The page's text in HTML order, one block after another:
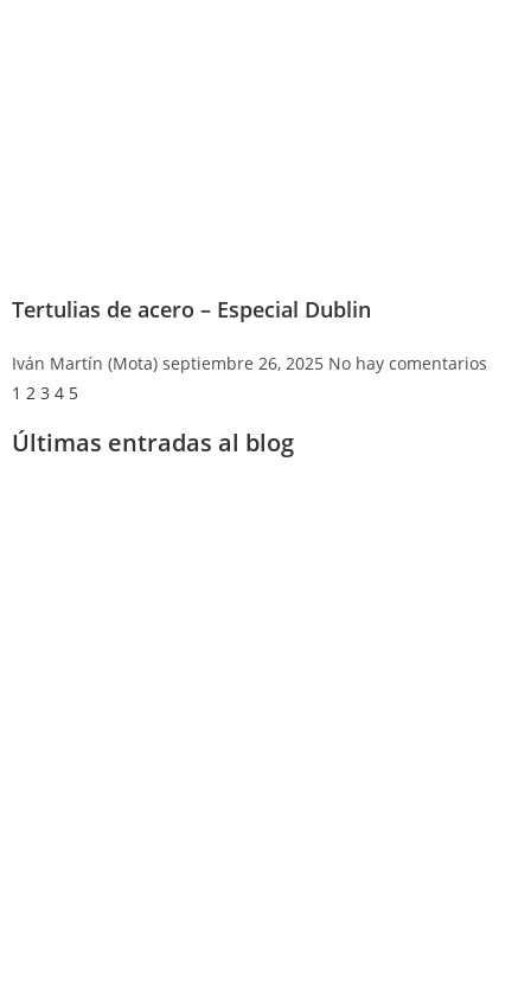
Tertulias de acero – Especial Dublin
Iván Martín (Mota) septiembre 26, 2025 No hay comentarios
1 2 3 4 5
Últimas entradas al blog